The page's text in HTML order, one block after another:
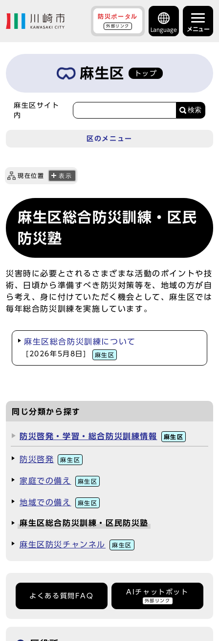
防災ポータル
外部リンク
Language メニュー
麻生区 トップ
麻生区サイト
内
検索
区のメニュー
現在位置 表示
麻生区総合防災訓練・区民
防災塾
災害時に必要とされるさまざまな活動のポイントや技
術、日頃から準備すべき防災対策等を、地域の方が自
ら考え、身に付けていただく機会として、麻生区では
毎年総合防災訓練を実施しています。
麻生区総合防災訓練について
[2026年5月8日] 麻生区
同じ分類から探す
防災啓発・学習・総合防災訓練情報 麻生区
防災啓発 麻生区
家庭での備え 麻生区
地域での備え 麻生区
麻生区総合防災訓練・区民防災塾
麻生区防災チャンネル 麻生区
よくある質問FAQ
AIチャットボット
外部リンク